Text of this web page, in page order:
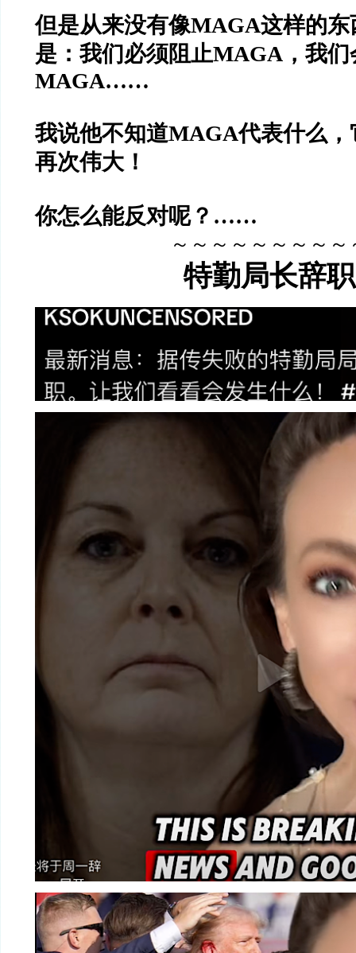
但是从来没有像MAGA这样的东
是：我们必须阻止MAGA，我们
MAGA……
我说他不知道MAGA代表什么，
再次伟大！
你怎么能反对呢？……
～～～～～～～～～
特勤局长辞职